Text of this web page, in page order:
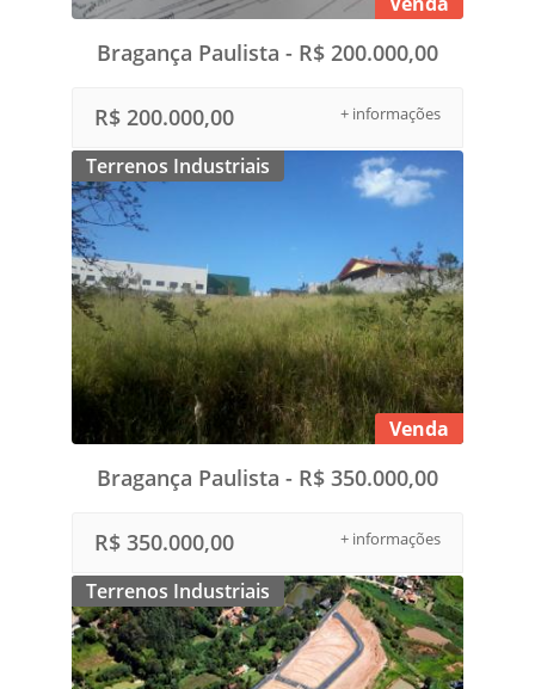
Bragança Paulista - R$ 200.000,00
+ informações
R$ 200.000,00
Terrenos Industriais
Venda
Bragança Paulista - R$ 350.000,00
+ informações
R$ 350.000,00
Terrenos Industriais